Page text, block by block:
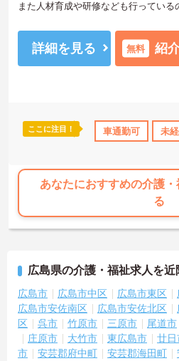
研修制度あり 産休･育休･介護休
また人材育成や研修なども行ってい
やりがいのある仕事ができ、成長にも
とができます。
ご興味のある方には面接対策ポイント
詳細を見る 無料 紹
ここに注目！ 車通勤可 未
あなたにおすすめの介護
る
広島県の介護・福祉求人を
広島市 広島市中区 広島市東区
広島市安佐南区
広島市安佐北区
区
呉市 竹原市 三原市 尾道市
庄原市
大竹市 東広島市 廿日
市
安芸郡府中町 安芸郡海田町